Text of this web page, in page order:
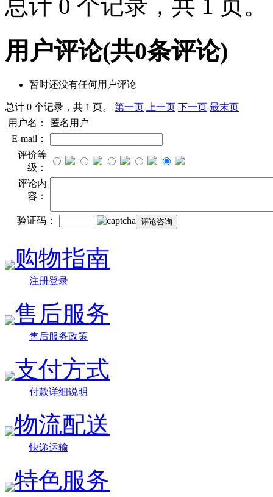
总计 0 个记录，共 1 页。
用户评论(共0条评论)
暂时还没有任何用户评论
总计 0 个记录，共 1 页。 第一页 上一页 下一页 最末页
用户名：
匿名用户
E-mail：
评价等
级：
评论内
容：
验证码：
购物指南
注册登录
售后服务
售后服务政策
支付方式
付款详细说明
物流配送
快递运输
特色服务